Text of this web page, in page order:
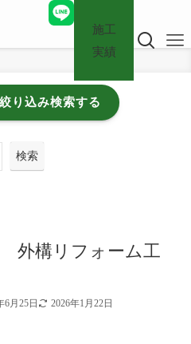
施工
実績
り込み検索する
検索
外構リフォーム工
6月25日 2026年1月22日